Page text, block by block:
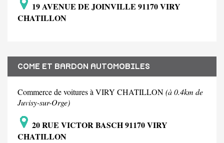
19 AVENUE DE JOINVILLE 91170 VIRY
CHATILLON
COME ET BARDON AUTOMOBILES
Commerce de voitures à VIRY CHATILLON(à 0.4km de
Juvisy-sur-Orge)
20 RUE VICTOR BASCH 91170 VIRY
CHATILLON